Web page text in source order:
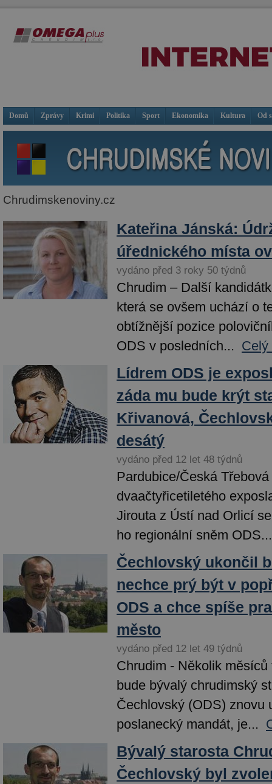
Domů Zprávy Krimi Politika Sport Ekonomika Kultura Od
Chrudimskenoviny.cz
Kateřina Jánská:
úřednického místa
vydáno před 3 roky 50 týdnů
Chrudim – Další
která se ovšem uchází o
obtížnější pozice
ODS v posledních... Celý
Lídrem ODS je
záda mu bude krýt
Křivanová,
desátý
vydáno před 12 let 48 týdnů
Pardubice/Česká
dvaačtyřicetiletého
Jirouta z Ústí nad Orlicí
ho regionální sněm ODS...
Čechlovský ukončil
nechce prý být v
ODS a chce spíše
město
vydáno před 12 let 49 týdnů
Chrudim - Několik
bude bývalý chrudimský
Čechlovský (ODS) znovu
poslanecký mandát, je...
Bývalý starosta
Čechlovský byl